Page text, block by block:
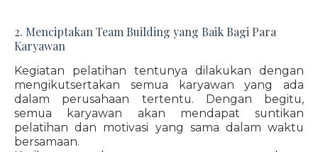
2. Menciptakan Team Building yang Baik Bagi Para
Karyawan
Kegiatan pelatihan tentunya dilakukan dengan
mengikutsertakan semua karyawan yang ada
dalam perusahaan tertentu. Dengan begitu,
semua karyawan akan mendapat suntikan
pelatihan dan motivasi yang sama dalam waktu
bersamaan.